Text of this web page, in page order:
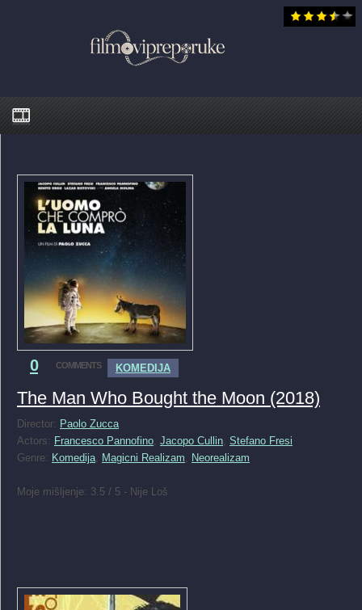
0 COMMENTS KOMEDIJA
The Man Who Bought the Moon (2018)
Director: Paolo Zucca
Actors: Francesco Pannofino Jacopo Cullin Stefano Fresi
Genre: Komedija Magicni Realizam Neorealizam
Moje mišljenje: 3.5 / 5 - Nije Loš